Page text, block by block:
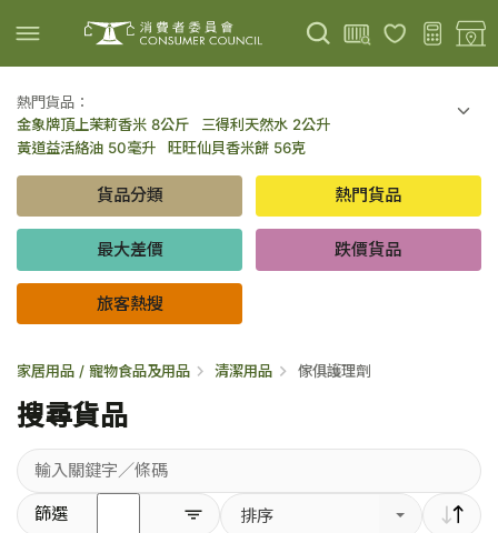
上載圖片 掃描條碼
熱門貨品：
金象牌頂上茉莉香米 8公斤
三得利天然水 2公升
黃道益活絡油 50毫升
旺旺仙貝香米餅 56克
百勝廚新加坡叻沙拉麵 144克
倍樂醇乳酪飲品 - 藍莓 65毫升 x 6
金象牌頂上茉莉香米 5公斤
低鹽/無鹽/低糖/無糖食品
貨品分類 熱門貨品
最大差價 跌價貨品
旅客熱搜
家居用品 / 寵物食品及用品 清潔用品 傢俱護理劑
搜尋貨品
輸
入
篩選 排序